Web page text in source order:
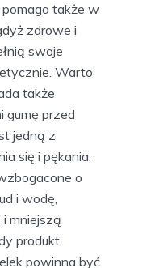
także w
zdrowe i
swoje
Warto
także
gumę przed
jedną z
się i pękania.
o
i wodę,
mniejszą
produkt
powinna być